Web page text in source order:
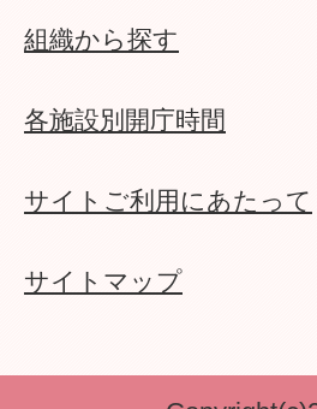
組織から探す
各施設別開庁時間
サイトご利用にあたって
サイトマップ